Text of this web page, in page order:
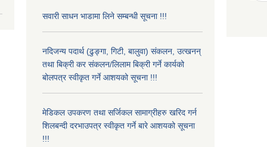
सवारी साधन भाडामा लिने सम्बन्धी सूचना !!!
नदिजन्य पदार्थ (ढुङ्गा, गिटी, बालुवा) संकलन, उत्खनन्
तथा बिक्री कर संकलन/लिलाम बिक्री गर्ने कार्यको
बोलपत्र स्वीकृत गर्ने आशयको सूचना !!!
मेडिकल उपकरण तथा सर्जिकल सामाग्रीहरु खरिद गर्न
शिलबन्दी दरभाउपत्र स्वीकृत गर्ने बारे आशयको सूचना
!!!